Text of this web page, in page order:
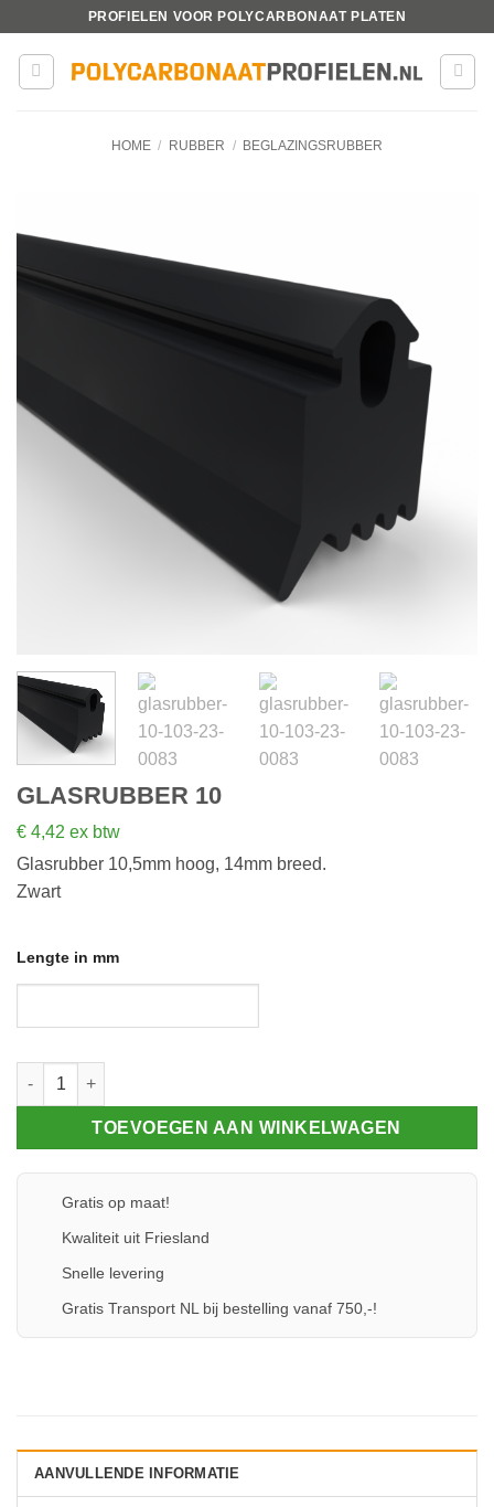
inhoud
PROFIELEN VOOR POLYCARBONAAT PLATEN
HOME / RUBBER / BEGLAZINGSRUBBER
GLASRUBBER 10
€ 4,42 ex btw
Glasrubber 10,5mm hoog, 14mm breed.
Zwart
Lengte in mm
Glasrubber 10 aantal
TOEVOEGEN AAN WINKELWAGEN
Gratis op maat!
Kwaliteit uit Friesland
Snelle levering
Gratis Transport NL bij bestelling vanaf 750,-!
AANVULLENDE INFORMATIE